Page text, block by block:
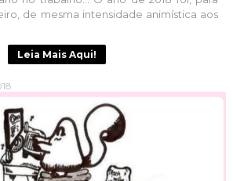
de mesma intensidade animística aos
Leia Mais Aqui!